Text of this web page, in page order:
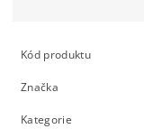
Kód produktu
Značka
Kategorie